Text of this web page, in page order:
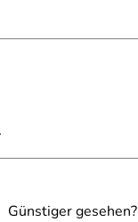
Günstiger gesehen?